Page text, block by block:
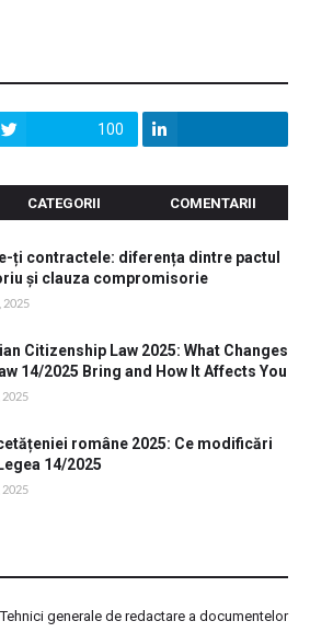
100
CATEGORII COMENTARII
ți contractele: diferența dintre pactul
și clauza compromisorie
2025
Citizenship Law 2025: What Changes
14/2025 Bring and How It Affects You
2025
române 2025: Ce modificări
14/2025
2025
generale de redactare a documentelor